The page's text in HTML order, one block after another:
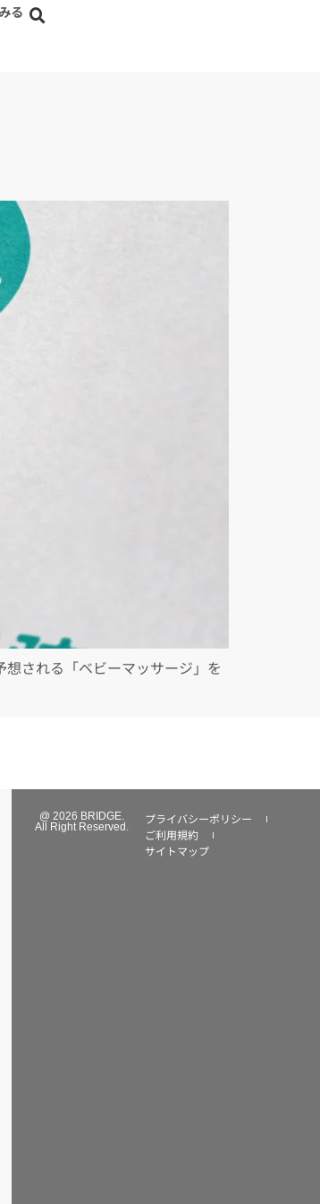
る
される「ベビーマッサージ」を
@ 2026 BRIDGE.
All Right Reserved.
プライバシーポリシー
ご利用規約
サイトマップ